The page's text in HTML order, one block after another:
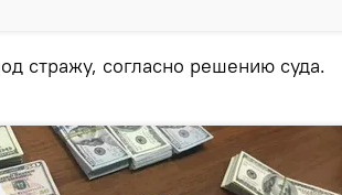
стражу, согласно решению суда.